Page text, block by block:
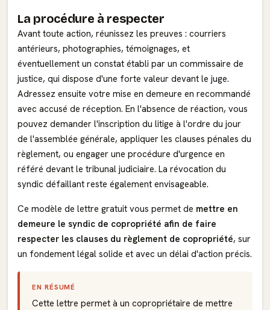
La procédure à respecter
Avant toute action, réunissez les preuves : courriers
antérieurs, photographies, témoignages, et
éventuellement un constat établi par un commissaire de
justice, qui dispose d'une forte valeur devant le juge.
Adressez ensuite votre mise en demeure en recommandé
avec accusé de réception. En l'absence de réaction, vous
pouvez demander l'inscription du litige à l'ordre du jour
de l'assemblée générale, appliquer les clauses pénales du
règlement, ou engager une procédure d'urgence en
référé devant le tribunal judiciaire. La révocation du
syndic défaillant reste également envisageable.
Ce modèle de lettre gratuit vous permet de mettre en
demeure le syndic de copropriété afin de faire
respecter les clauses du règlement de copropriété, sur
un fondement légal solide et avec un délai d'action précis.
EN RÉSUMÉ
Cette lettre permet à un copropriétaire de mettre